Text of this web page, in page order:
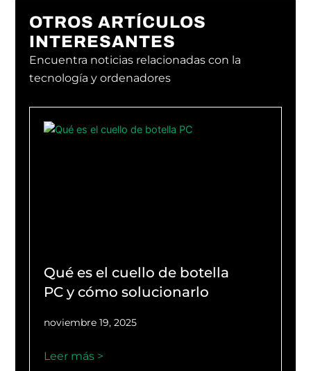
OTROS ARTÍCULOS
INTERESANTES
Encuentra noticias relacionadas con la
tecnología y ordenadores
Qué es el cuello de botella
PC y cómo solucionarlo
noviembre 19, 2025
Leer más >